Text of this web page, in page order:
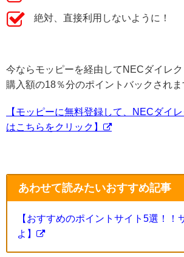
絶対、直接利用しないように！
今ならモッピーを経由してNECダイレク
購入額の18％分のポイントバックされま
【モッピーに無料登録して、NECダイ
はこちらをクリック】
あわせて読みたいおすすめ記事
【おすすめのポイントサイト5選！！
よ】